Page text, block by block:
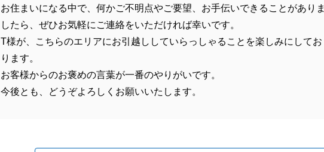
お住まいになる中で、何かご不明点やご要望、お手伝いできることがありま
したら、ぜひお気軽にご連絡をいただければ幸いです。
T様が、こちらのエリアにお引越ししていらっしゃることを楽しみにしてお
ります。
お客様からのお褒めの言葉が一番のやりがいです。
今後とも、どうぞよろしくお願いいたします。